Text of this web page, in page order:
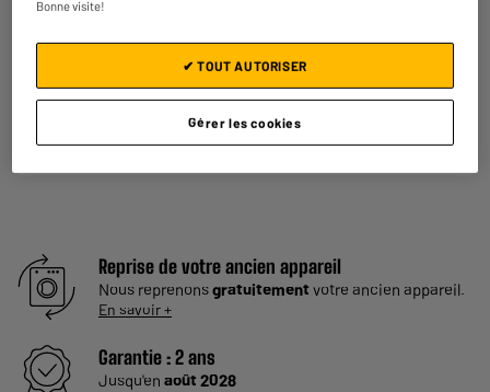
ELECTRO DEPOT vous accompagne pour mieux gérer vos
dépenses énergétiques et vous aider à adopter les bons gestes
Pour en savoir pluscliquez ici
Reprise de votre ancien appareil
Nous reprenonsgratuitement votre ancien appareil.
En savoir +
Garantie :2 ans
Jusqu'en août 2028
Bonne visite!
Gérer les cookies
✔ TOUT AUTORISER